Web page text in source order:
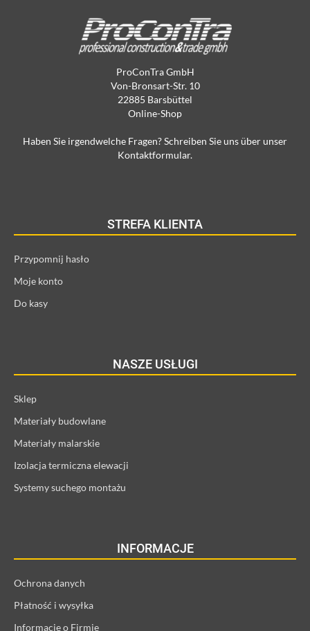
ProConTra GmbH
Von-Bronsart-Str. 10
22885 Barsbüttel
Online-Shop
Haben Sie irgendwelche Fragen? Schreiben Sie uns über unser
Kontaktformular.
STREFA KLIENTA
Przypomnij hasło
Moje konto
Do kasy
NASZE USŁUGI
Sklep
Materiały budowlane
Materiały malarskie
Izolacja termiczna elewacji
Systemy suchego montażu
INFORMACJE
Ochrona danych
Płatność i wysyłka
Informacje o Firmie